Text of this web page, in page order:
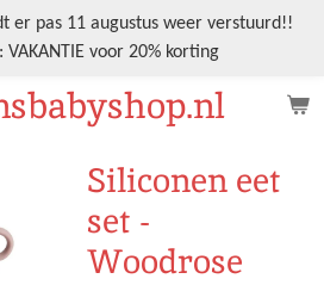
er pas 11 augustus weer verstuurd!!
voor 20% korting
Siliconen eet
set -
Woodrose